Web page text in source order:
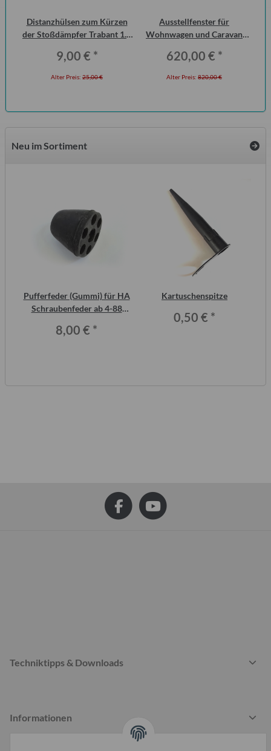
Distanzhülsen zum Kürzen
der Stoßdämpfer Trabant 1.1
9,00 € *
Alter Preis: 25,00 €
Ausstellfenster für
Wohnwagen und Caravan
Seitz
620,00 € *
Alter Preis: 820,00 €
Neu im Sortiment
Pufferfeder (Gummi) für HA
Schraubenfeder ab 4-88
8,00 € *
Kartuschenspitze
0,50 € *
Techniktipps & Downloads
Informationen